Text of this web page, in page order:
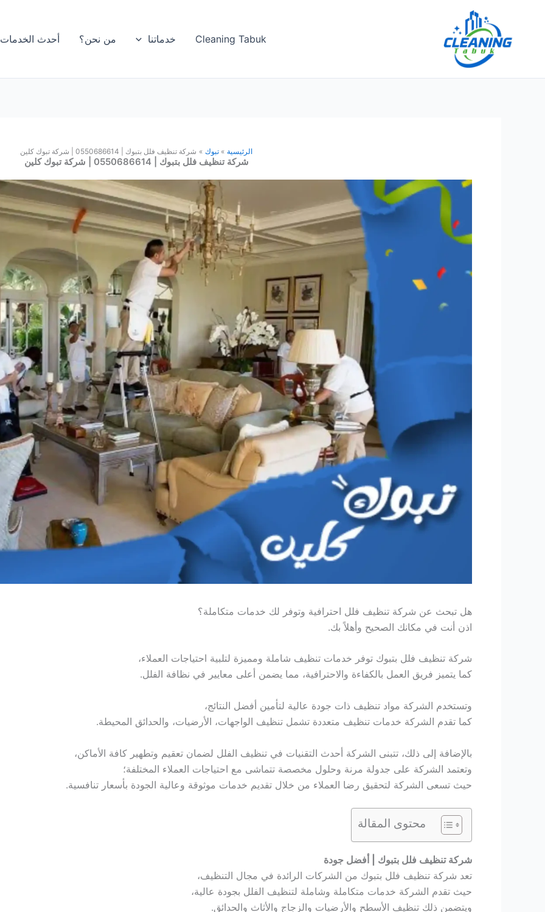
Cleaning Tabuk خدماتنا من نحن؟ أحدث الخدمات
الرئيسية تبوك شركة تنظيف فلل بتبوك | 0550686614 | شركة تبوك كلين
شركة تنظيف فلل بتبوك | 0550686614 | شركة تبوك كلين
هل تبحث عن شركة تنظيف فلل احترافية وتوفر لك خدمات متكاملة؟
اذن أنت في مكانك الصحيح وأهلاً بك.
شركة تنظيف فلل بتبوك توفر خدمات تنظيف شاملة ومميزة لتلبية احتياجات العملاء،
كما يتميز فريق العمل بالكفاءة والاحترافية، مما يضمن أعلى معايير في نظافة الفلل.
وتستخدم الشركة مواد تنظيف ذات جودة عالية لتأمين أفضل النتائج،
كما تقدم الشركة خدمات تنظيف متعددة تشمل تنظيف الواجهات، الأرضيات، والحدائق المحيطة.
بالإضافة إلى ذلك، تتبنى الشركة أحدث التقنيات في تنظيف الفلل لضمان تعقيم وتطهير كافة الأماكن،
وتعتمد الشركة على جدولة مرنة وحلول مخصصة تتماشى مع احتياجات العملاء المختلفة؛
حيث تسعى الشركة لتحقيق رضا العملاء من خلال تقديم خدمات موثوقة وعالية الجودة بأسعار تنافسية.
محتوى المقالة
شركة تنظيف فلل بتبوك | أفضل جودة
تعد شركة تنظيف فلل بتبوك من الشركات الرائدة في مجال التنظيف،
حيث تقدم الشركة خدمات متكاملة وشاملة لتنظيف الفلل بجودة عالية،
ويتضمن ذلك تنظيف الأسطح والأرضيات والزجاج والأثاث والحدائق.